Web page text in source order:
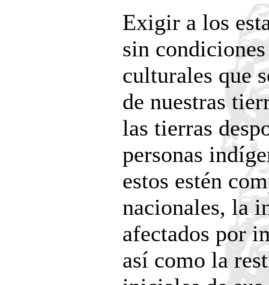
Exigir a los
sin
culturales que
de nuestras
las tierras
personas
estos estén
nacionales, la
afectados por
así como la